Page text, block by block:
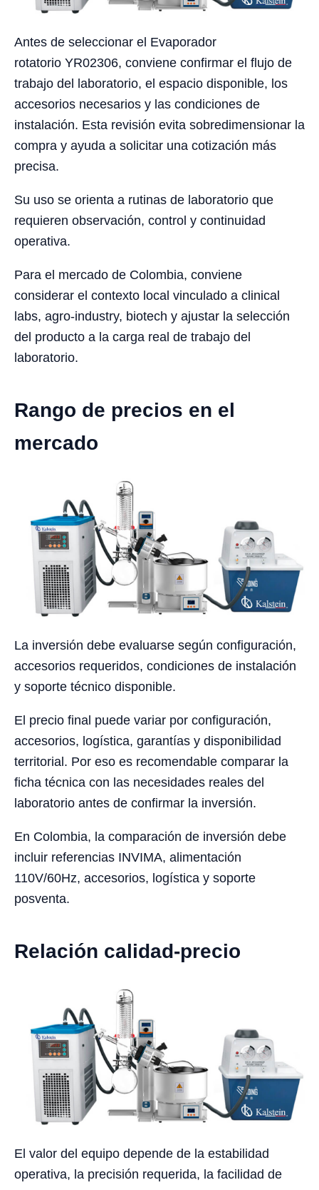
Antes de seleccionar el Evaporador
rotatorio YR02306, conviene confirmar el flujo de
trabajo del laboratorio, el espacio disponible, los
accesorios necesarios y las condiciones de
instalación. Esta revisión evita sobredimensionar la
compra y ayuda a solicitar una cotización más
precisa.
Su uso se orienta a rutinas de laboratorio que
requieren observación, control y continuidad
operativa.
Para el mercado de Colombia, conviene
considerar el contexto local vinculado a clinical
labs, agro-industry, biotech y ajustar la selección
del producto a la carga real de trabajo del
laboratorio.
Rango de precios en el
mercado
La inversión debe evaluarse según configuración,
accesorios requeridos, condiciones de instalación
y soporte técnico disponible.
El precio final puede variar por configuración,
accesorios, logística, garantías y disponibilidad
territorial. Por eso es recomendable comparar la
ficha técnica con las necesidades reales del
laboratorio antes de confirmar la inversión.
En Colombia, la comparación de inversión debe
incluir referencias INVIMA, alimentación
110V/60Hz, accesorios, logística y soporte
posventa.
Relación calidad-precio
El valor del equipo depende de la estabilidad
operativa, la precisión requerida, la facilidad de